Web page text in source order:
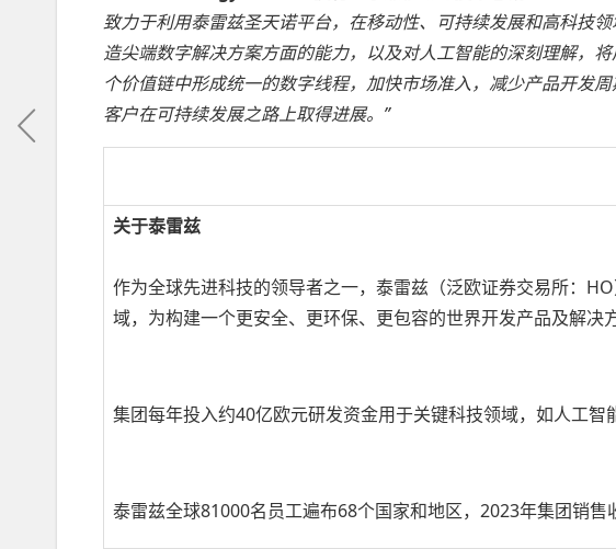
致力于利用泰雷兹圣天诺平台，在移动性、可持续发展和高科技
造尖端数字解决方案方面的能力，以及对人工智能的深刻理解，
个价值链中形成统一的数字线程，加快市场准入，减少产品开发
客户在可持续发展之路上取得进展。”
关于泰雷兹
作为全球先进科技的领导者之一，泰雷兹（泛欧证券交易所：
域，为构建一个更安全、更环保、更包容的世界开发产品及解决方
集团每年投入约40亿欧元研发资金用于关键科技领域，如人工智
泰雷兹全球81000名员工遍布68个国家和地区，2023年集团销售